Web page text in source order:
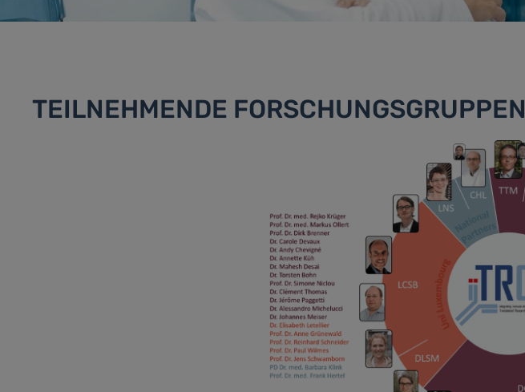
TEILNEHMENDE FORSCHUNGSGRUPPEN